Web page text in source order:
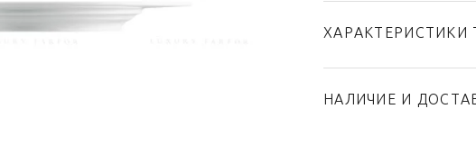
ХАРАКТЕРИСТИКИ
Коллекция
НАЛИЧИЕ И